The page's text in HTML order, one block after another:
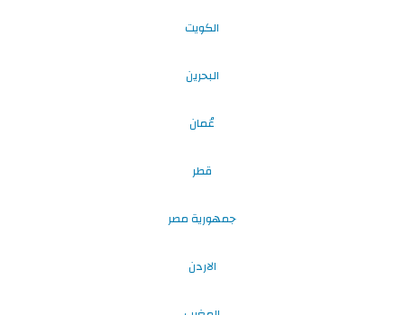
الكويت
البحرين
عُمان
قطر
جمهورية مصر
الاردن